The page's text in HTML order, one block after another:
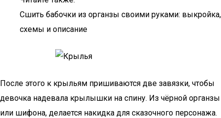
Сшить бабочки из органзы своими руками: выкройка,
схемы и описание
После этого к крыльям пришиваются две завязки, чтобы
девочка надевала крылышки на спину. Из чёрной органзы
или шифона, делается накидка для сказочного персонажа.